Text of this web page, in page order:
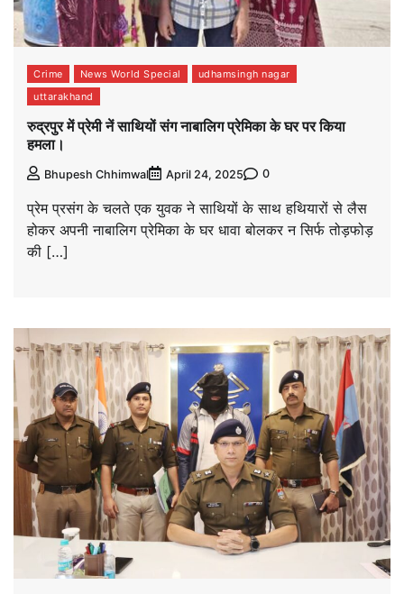
Crime News World Special
udhamsingh nagar
uttarakhand
रुद्रपुर में प्रेमी नें साथियों संग नाबालिग प्रेमिका के घर पर किया
हमला।
Bhupesh Chhimwal April 24, 2025 0
प्रेम प्रसंग के चलते एक युवक ने साथियों के साथ हथियारों से लैस
होकर अपनी नाबालिग प्रेमिका के घर धावा बोलकर न सिर्फ तोड़फोड़
की […]